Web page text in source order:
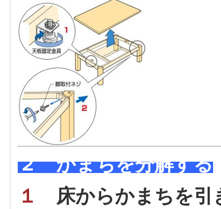
２ かまちを分解する
１
床からかまちを